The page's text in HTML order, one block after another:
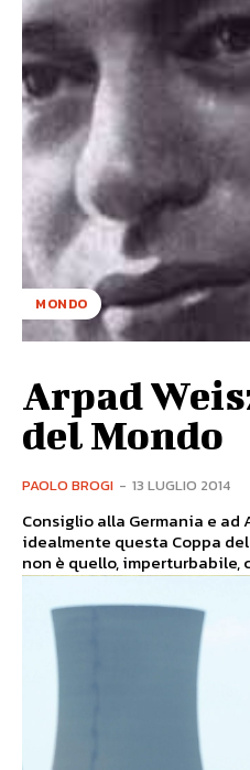
MONDO
Arpad
del Mondo
PAOLO BROGI - 13 LUGLIO 2014
Consiglio alla Germania e
idealmente questa Coppa del
non è quello, imperturbabile,